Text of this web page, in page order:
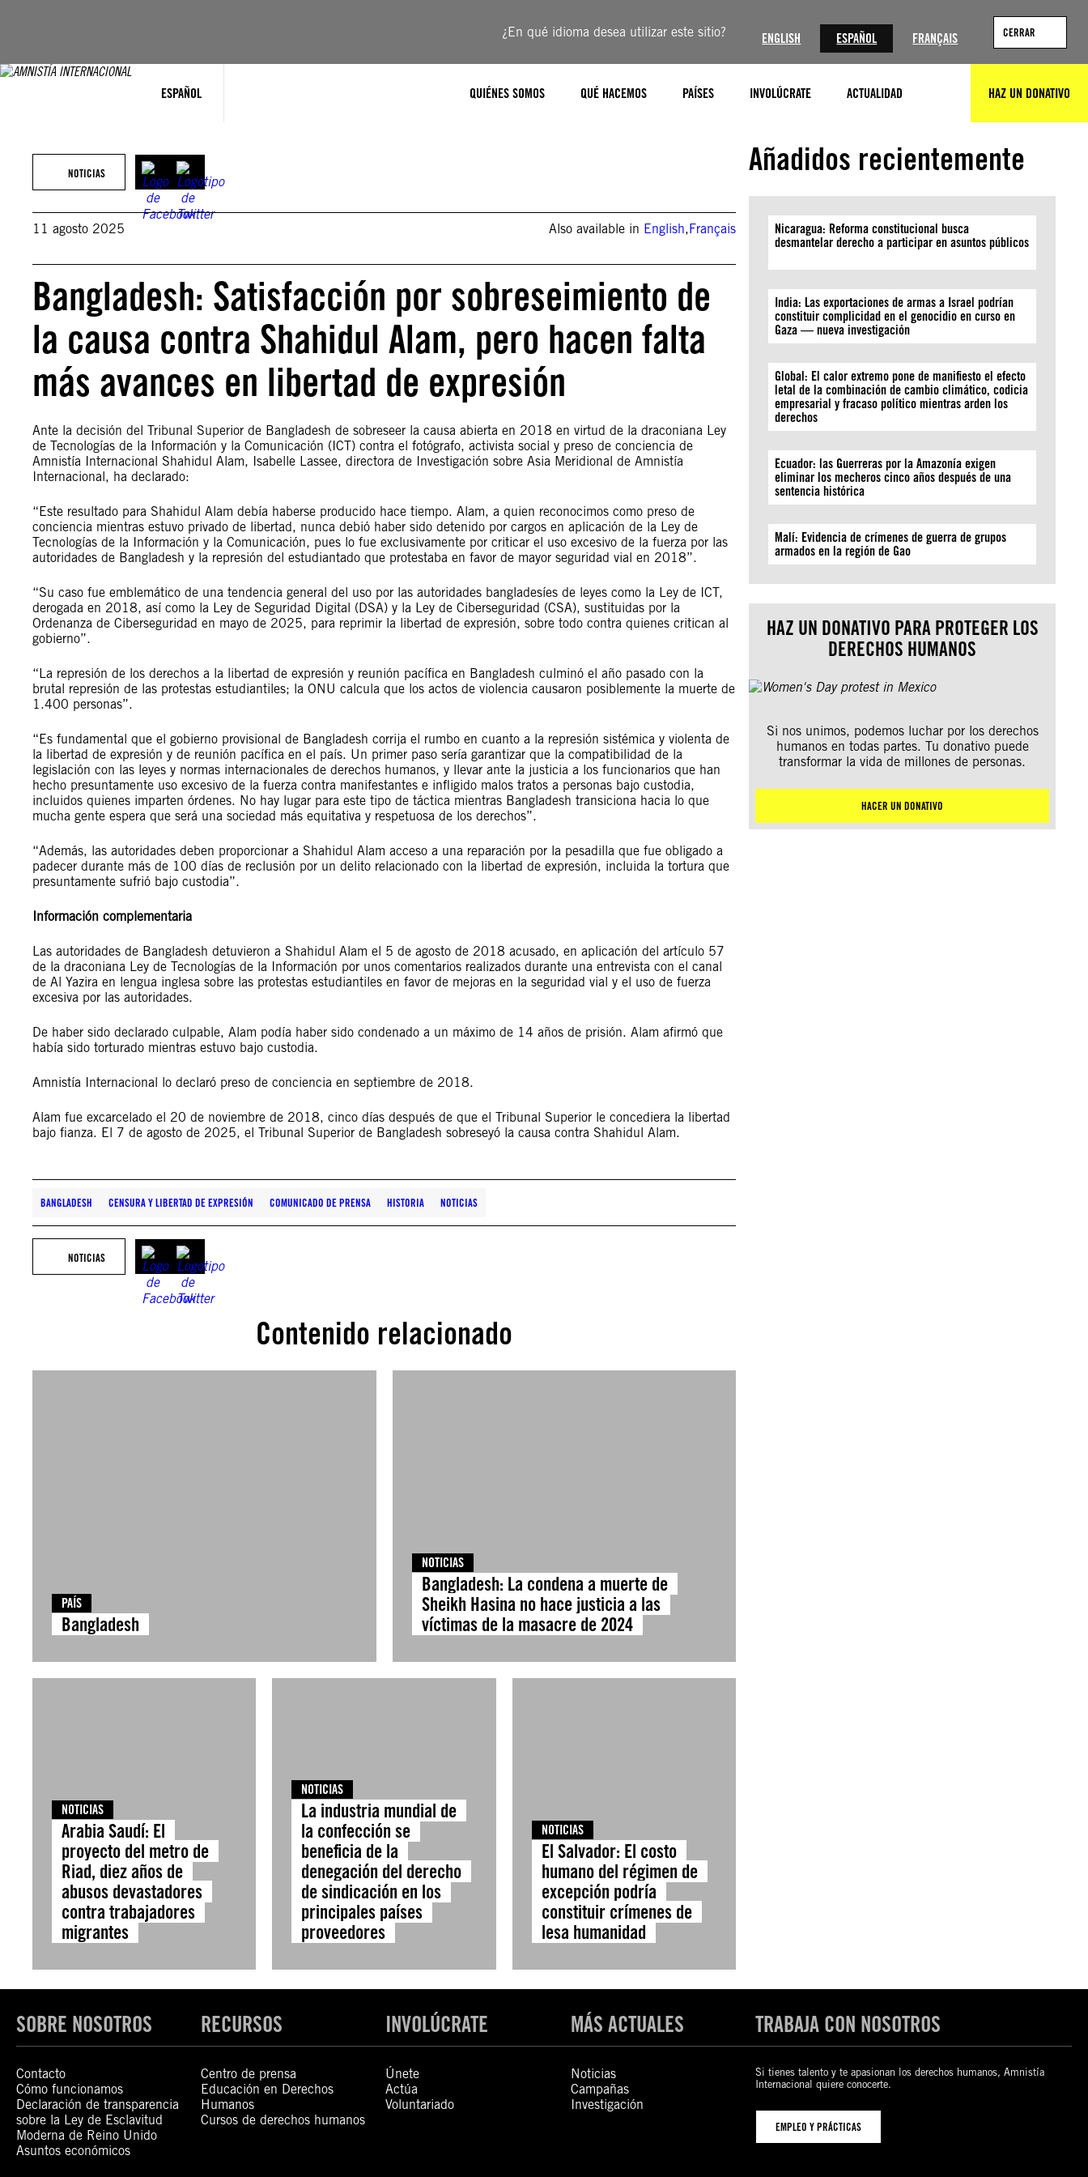
¿En qué idioma desea utilizar este sitio? ENGLISH ESPAÑOL FRANÇAIS CERRAR
ESPAÑOL QUIÉNES SOMOS QUÉ HACEMOS PAÍSES INVOLÚCRATE ACTUALIDAD HAZ UN DONATIVO
NOTICIAS
11 agosto 2025 Also available in English,Français
Bangladesh: Satisfacción por sobreseimiento de
la causa contra Shahidul Alam, pero hacen falta
más avances en libertad de expresión
Ante la decisión del Tribunal Superior de Bangladesh de sobreseer la causa abierta en 2018 en virtud de la draconiana Ley
de Tecnologías de la Información y la Comunicación (ICT) contra el fotógrafo, activista social y preso de conciencia de
Amnistía Internacional Shahidul Alam, Isabelle Lassee, directora de Investigación sobre Asia Meridional de Amnistía
Internacional, ha declarado:
“Este resultado para Shahidul Alam debía haberse producido hace tiempo. Alam, a quien reconocimos como preso de
conciencia mientras estuvo privado de libertad, nunca debió haber sido detenido por cargos en aplicación de la Ley de
Tecnologías de la Información y la Comunicación, pues lo fue exclusivamente por criticar el uso excesivo de la fuerza por las
autoridades de Bangladesh y la represión del estudiantado que protestaba en favor de mayor seguridad vial en 2018”.
“Su caso fue emblemático de una tendencia general del uso por las autoridades bangladesíes de leyes como la Ley de ICT,
derogada en 2018, así como la Ley de Seguridad Digital (DSA) y la Ley de Ciberseguridad (CSA), sustituidas por la
Ordenanza de Ciberseguridad en mayo de 2025, para reprimir la libertad de expresión, sobre todo contra quienes critican al
gobierno”.
“La represión de los derechos a la libertad de expresión y reunión pacífica en Bangladesh culminó el año pasado con la
brutal represión de las protestas estudiantiles; la ONU calcula que los actos de violencia causaron posiblemente la muerte de
1.400 personas”.
“Es fundamental que el gobierno provisional de Bangladesh corrija el rumbo en cuanto a la represión sistémica y violenta de
la libertad de expresión y de reunión pacífica en el país. Un primer paso sería garantizar que la compatibilidad de la
legislación con las leyes y normas internacionales de derechos humanos, y llevar ante la justicia a los funcionarios que han
hecho presuntamente uso excesivo de la fuerza contra manifestantes e infligido malos tratos a personas bajo custodia,
incluidos quienes imparten órdenes. No hay lugar para este tipo de táctica mientras Bangladesh transiciona hacia lo que
mucha gente espera que será una sociedad más equitativa y respetuosa de los derechos”.
“Además, las autoridades deben proporcionar a Shahidul Alam acceso a una reparación por la pesadilla que fue obligado a
padecer durante más de 100 días de reclusión por un delito relacionado con la libertad de expresión, incluida la tortura que
presuntamente sufrió bajo custodia”.
Información complementaria
Las autoridades de Bangladesh detuvieron a Shahidul Alam el 5 de agosto de 2018 acusado, en aplicación del artículo 57
de la draconiana Ley de Tecnologías de la Información por unos comentarios realizados durante una entrevista con el canal
de Al Yazira en lengua inglesa sobre las protestas estudiantiles en favor de mejoras en la seguridad vial y el uso de fuerza
excesiva por las autoridades.
De haber sido declarado culpable, Alam podía haber sido condenado a un máximo de 14 años de prisión. Alam afirmó que
había sido torturado mientras estuvo bajo custodia.
Amnistía Internacional lo declaró preso de conciencia en septiembre de 2018.
Alam fue excarcelado el 20 de noviembre de 2018, cinco días después de que el Tribunal Superior le concediera la libertad
bajo fianza. El 7 de agosto de 2025, el Tribunal Superior de Bangladesh sobreseyó la causa contra Shahidul Alam.
BANGLADESH CENSURA Y LIBERTAD DE EXPRESIÓN COMUNICADO DE PRENSA HISTORIA NOTICIAS
NOTICIAS
Contenido relacionado
PAÍS
Bangladesh
NOTICIAS
Bangladesh: La condena a muerte de
Sheikh Hasina no hace justicia a las
víctimas de la masacre de 2024
NOTICIAS
Arabia Saudí: El
proyecto del metro de
Riad, diez años de
abusos devastadores
contra trabajadores
migrantes
NOTICIAS
La industria mundial de
la confección se
beneficia de la
denegación del derecho
de sindicación en los
principales países
proveedores
NOTICIAS
El Salvador: El costo
humano del régimen de
excepción podría
constituir crímenes de
lesa humanidad
Añadidos recientemente
Nicaragua: Reforma constitucional busca
desmantelar derecho a participar en asuntos públicos
India: Las exportaciones de armas a Israel podrían
constituir complicidad en el genocidio en curso en
Gaza — nueva investigación
Global: El calor extremo pone de manifiesto el efecto
letal de la combinación de cambio climático, codicia
empresarial y fracaso político mientras arden los
derechos
Ecuador: las Guerreras por la Amazonía exigen
eliminar los mecheros cinco años después de una
sentencia histórica
Malí: Evidencia de crímenes de guerra de grupos
armados en la región de Gao
HAZ UN DONATIVO PARA PROTEGER LOS
DERECHOS HUMANOS
Si nos unimos, podemos luchar por los derechos
humanos en todas partes. Tu donativo puede
transformar la vida de millones de personas.
HACER UN DONATIVO
SOBRE NOSOTROS
Contacto
Cómo funcionamos
Declaración de transparencia
sobre la Ley de Esclavitud
Moderna de Reino Unido
Asuntos económicos
RECURSOS
Centro de prensa
Educación en Derechos
Humanos
Cursos de derechos humanos
INVOLÚCRATE
Únete
Actúa
Voluntariado
MÁS ACTUALES
Noticias
Campañas
Investigación
TRABAJA CON NOSOTROS
Si tienes talento y te apasionan los derechos humanos, Amnistía
Internacional quiere conocerte.
EMPLEO Y PRÁCTICAS